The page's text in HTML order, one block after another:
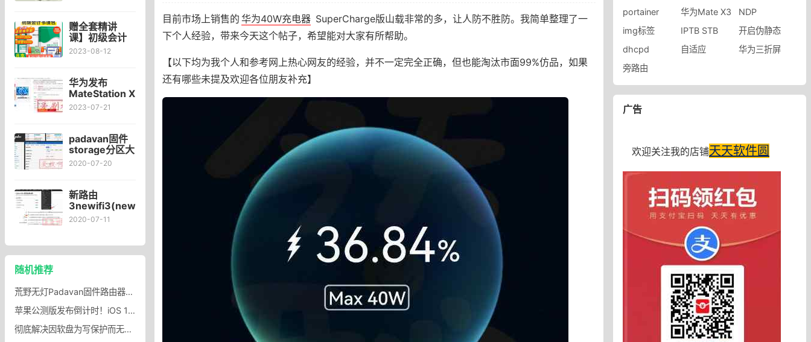
赠全套精讲
课】初级会计
2024教材小绿
经济法零基础
学会计入门真
题押题试卷题
库网络课程对
对啊网图书旗
舰店
2023-08-12
华为发布
MateStation X
2023款一体
2023-07-21
padavan固件
storage分区大
小怎么修改？
storage分区大
小
2020-07-20
新路由
3newifi3(newifi
d2)openwrt支
自动挂载
2020-07-11
随机推荐
荒野无灯Padavan固件路由器指示灯断网也显示绿色刷荒野无灯固件路由器指示灯显错误
苹果公测版发布倒计时！iOS 17、macOS Sonoma等系统引发期待
彻底解决因软盘为写保护而无法写入软盘的错误！！！
目前市场上销售的 华为40W充电器 SuperCharge版山载非常的多，让人防不胜防。我简单整理了一
下个人经验，带来今天这个帖子，希望能对大家有所帮助。
【以下均为我个人和参考网上热心网友的经验，并不一定完全正确，但也能淘汰市面99%仿品，如果
还有哪些未提及欢迎各位朋友补充】
portainer
华为Mate X3
NDP
img标签
IPTB STB
开启伪静态
dhcpd
自适应
华为三折屏
旁路由
广告
欢迎关注我的店铺天天软件圆